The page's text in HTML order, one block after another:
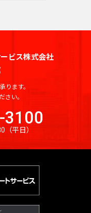
ビス株式会社
ります。
さい。
3100
（平日）